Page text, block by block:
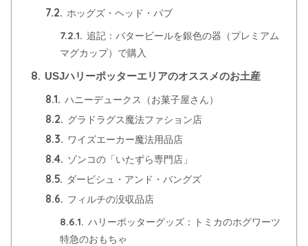
7.2. ホッグズ・ヘッド・パブ
7.2.1. 追記：バタービールを銀色の器（プレミアム
マグカップ）で購入
8. USJハリーポッターエリアのオススメのお土産
8.1. ハニーデュークス（お菓子屋さん）
8.2. グラドラグス魔法ファション店
8.3. ワイズエーカー魔法用品店
8.4. ゾンコの「いたずら専門店」
8.5. ダービシュ・アンド・バングズ
8.6. フィルチの没収品店
8.6.1. ハリーポッターグッズ：トミカのホグワーツ
特急のおもちゃ